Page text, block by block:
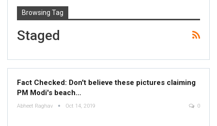
Browsing Tag
Staged
Fact Checked: Don't believe these pictures claiming
PM Modi's beach…
Abheet Raghav Oct 14, 2019 0